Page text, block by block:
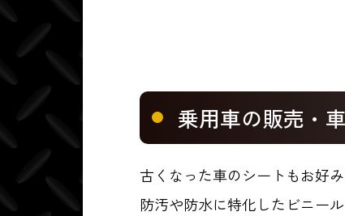
乗用車の販売・
古くなった車のシートもお好
防汚や防水に特化したビニー